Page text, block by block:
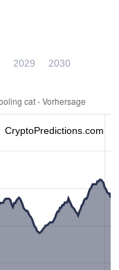
2029 2030
CryptoPredictions.com